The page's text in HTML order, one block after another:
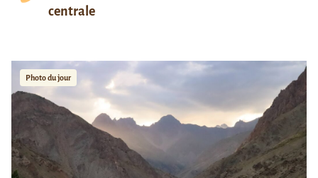
centrale
Photo du jour